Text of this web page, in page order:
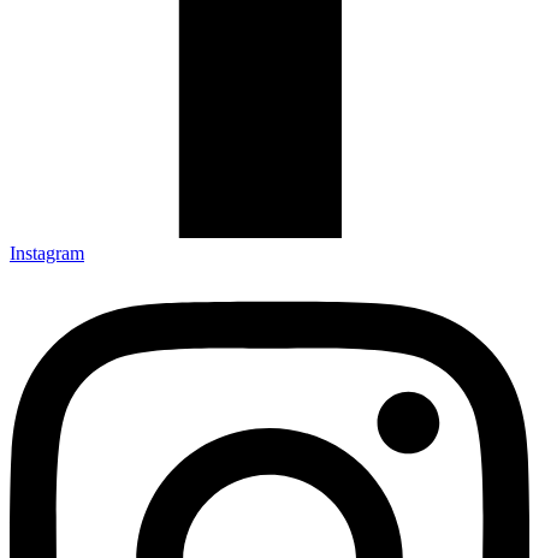
Instagram